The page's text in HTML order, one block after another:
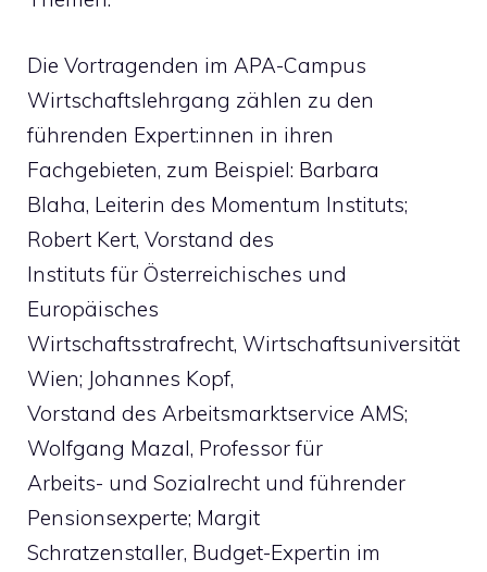
Die Vortragenden im APA-Campus
Wirtschaftslehrgang zählen zu den
führenden Expert:innen in ihren
Fachgebieten, zum Beispiel: Barbara
Blaha, Leiterin des Momentum Instituts;
Robert Kert, Vorstand des
Instituts für Österreichisches und
Europäisches
Wirtschaftsstrafrecht, Wirtschaftsuniversität
Wien; Johannes Kopf,
Vorstand des Arbeitsmarktservice AMS;
Wolfgang Mazal, Professor für
Arbeits- und Sozialrecht und führender
Pensionsexperte; Margit
Schratzenstaller, Budget-Expertin im